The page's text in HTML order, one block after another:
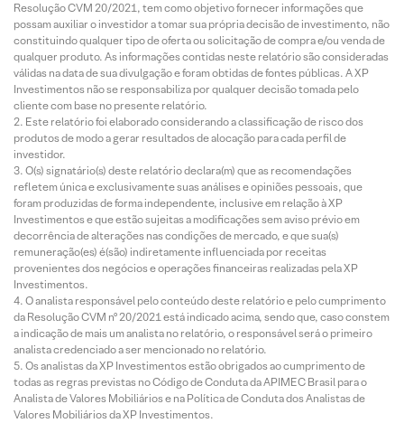
Resolução CVM 20/2021, tem como objetivo fornecer informações que
possam auxiliar o investidor a tomar sua própria decisão de investimento, não
constituindo qualquer tipo de oferta ou solicitação de compra e/ou venda de
qualquer produto. As informações contidas neste relatório são consideradas
válidas na data de sua divulgação e foram obtidas de fontes públicas. A XP
Investimentos não se responsabiliza por qualquer decisão tomada pelo
cliente com base no presente relatório.
Este relatório foi elaborado considerando a classificação de risco dos
produtos de modo a gerar resultados de alocação para cada perfil de
investidor.
O(s) signatário(s) deste relatório declara(m) que as recomendações
refletem única e exclusivamente suas análises e opiniões pessoais, que
foram produzidas de forma independente, inclusive em relação à XP
Investimentos e que estão sujeitas a modificações sem aviso prévio em
decorrência de alterações nas condições de mercado, e que sua(s)
remuneração(es) é(são) indiretamente influenciada por receitas
provenientes dos negócios e operações financeiras realizadas pela XP
Investimentos.
O analista responsável pelo conteúdo deste relatório e pelo cumprimento
da Resolução CVM nº 20/2021 está indicado acima, sendo que, caso constem
a indicação de mais um analista no relatório, o responsável será o primeiro
analista credenciado a ser mencionado no relatório.
Os analistas da XP Investimentos estão obrigados ao cumprimento de
todas as regras previstas no Código de Conduta da APIMEC Brasil para o
Analista de Valores Mobiliários e na Política de Conduta dos Analistas de
Valores Mobiliários da XP Investimentos.